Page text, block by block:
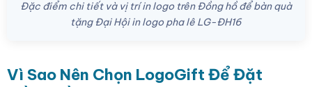
Đặc điểm chi tiết và vị trí in logo trên Đồng hồ để bàn quà
tặng Đại Hội in logo pha lê LG-ĐH16
Vì Sao Nên Chọn LogoGift Để Đặt